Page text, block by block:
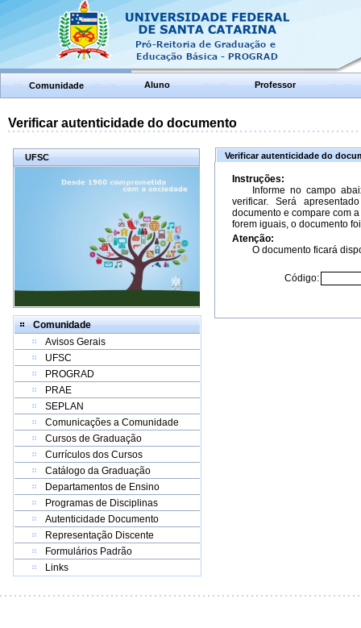
Comunidade Aluno Professor
Verificar autenticidade do documento
UFSC
Comunidade
Avisos Gerais
UFSC
PROGRAD
PRAE
SEPLAN
Comunicações a Comunidade
Cursos de Graduação
Currículos dos Cursos
Catálogo da Graduação
Departamentos de Ensino
Programas de Disciplinas
Autenticidade Documento
Representação Discente
Formulários Padrão
Links
Verificar autenticidade do
Instruções:
Informe no campo
verificar. Será
documento e compare com
forem iguais, o documento
Atenção:
O documento ficará
Código: